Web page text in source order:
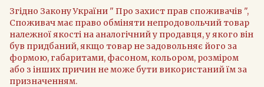
Згідно Закону України " Про захист прав споживачів ",
Споживач має право обміняти непродовольчий товар
належної якості на аналогічний у продавця, у якого він
був придбаний, якщо товар не задовольняє його за
формою, габаритами, фасоном, кольором, розміром
або з інших причин не може бути використаний їм за
призначенням.